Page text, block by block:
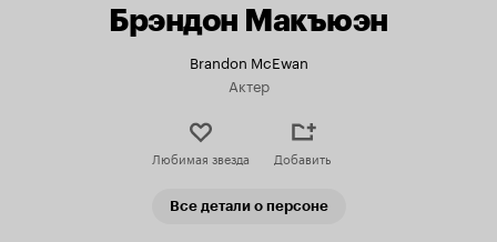
Брэндон Макъюэн
Brandon McEwan
Актер
Любимая звезда Добавить
Все детали о персоне